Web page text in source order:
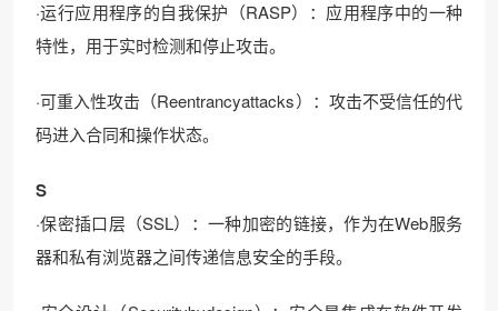
·运行应用程序的自我保护（RASP）：应用程序中的一种
特性，用于实时检测和停止攻击。
·可重入性攻击（Reentrancyattacks）：攻击不受信任的代
码进入合同和操作状态。
S
·保密插口层（SSL）：一种加密的链接，作为在Web服务
器和私有浏览器之间传递信息安全的手段。